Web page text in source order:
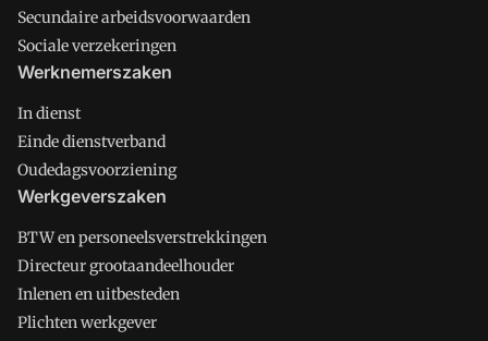
Secundaire arbeidsvoorwaarden
Sociale verzekeringen
Werknemerszaken
In dienst
Einde dienstverband
Oudedagsvoorziening
Werkgeverszaken
BTW en personeelsverstrekkingen
Directeur grootaandeelhouder
Inlenen en uitbesteden
Plichten werkgever